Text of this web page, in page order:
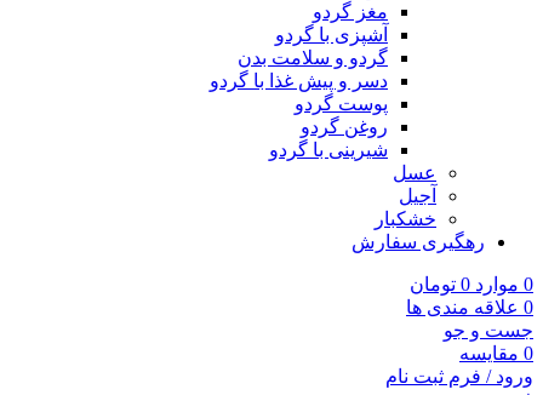
مغز گردو
آشپزی با گردو
گردو و سلامت بدن
دسر و پیش غذا با گردو
پوست گردو
روغن گردو
شیرینی با گردو
عسل
آجیل
خشکبار
رهگیری سفارش
0 موارد 0 تومان
0 علاقه مندی ها
جست و جو
0 مقایسه
ورود / فرم ثبت نام